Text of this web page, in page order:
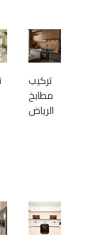
تركيب
مطابخ
الرياض